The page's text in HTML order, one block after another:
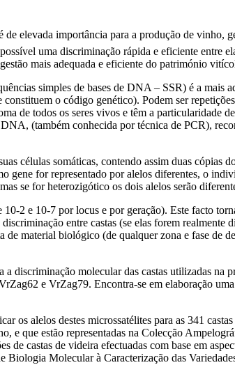
elevada importância para a produção de vinho,
uma discriminação rápida e eficiente entre
mais adequada e eficiente do património
simples de bases de DNA – SSR) é a mais
o código genético). Podem ser
de todos os seres vivos e têm a particularidade
(também conhecida por técnica de PCR),
células somáticas, contendo assim duas cópias
gene for representado por alelos diferentes, o
se for heterozigótico os dois alelos serão
e 10‑7 por locus e por geração). Este facto
entre castas (se elas forem
material biológico (de qualquer zona e fase de
discriminação molecular das castas utilizadas
e VrZag79. Encontra‑se em elaboração uma
alelos destes microssatélites para as 341
e que estão representadas na Colecção
castas de videira efectuadas com base em
Molecular à Caracterização das